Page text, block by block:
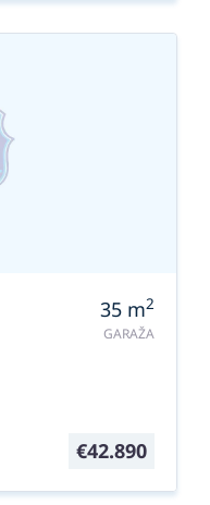
35 m2
GARAŽA
€42.890